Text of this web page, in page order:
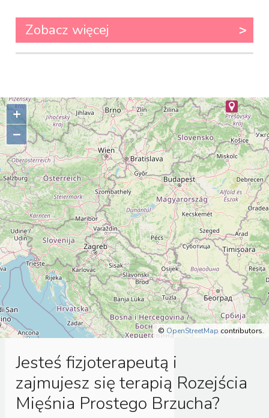
Zobacz więcej
+
–
© OpenStreetMapcontributors.
Jesteś fizjoterapeutą i
zajmujesz się terapią Rozejścia
Mięśnia Prostego Brzucha?